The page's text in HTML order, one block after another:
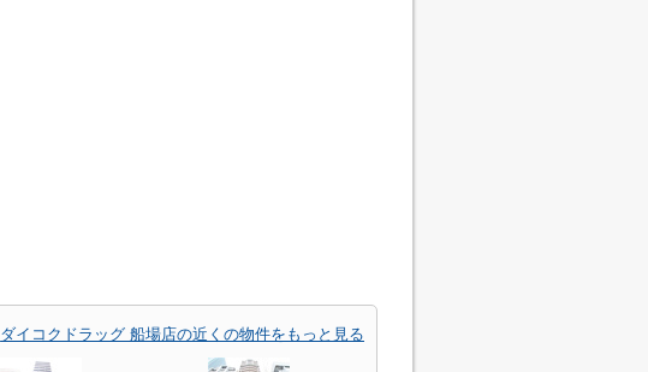
ダイコクドラッグ 船場店の近くの物件をもっと見る